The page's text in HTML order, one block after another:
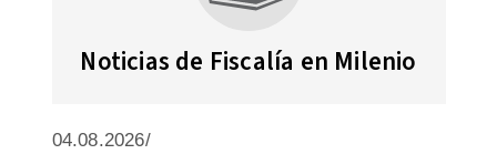
Noticias de Fiscalía en Milenio
04.08.2026/